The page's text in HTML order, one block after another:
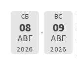
СБ
08
АВГ
2026
ВС
09
АВГ
2026